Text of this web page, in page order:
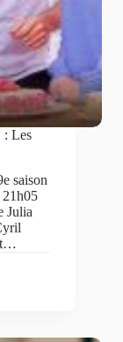
: Les
saison
21h05
Julia